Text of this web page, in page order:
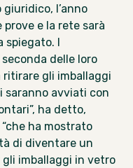
l’anno
e la rete sarà
I
delle loro
ritirare gli imballaggi
saranno avviati con
ha detto,
ha mostrato
di diventare un
imballaggi in vetro